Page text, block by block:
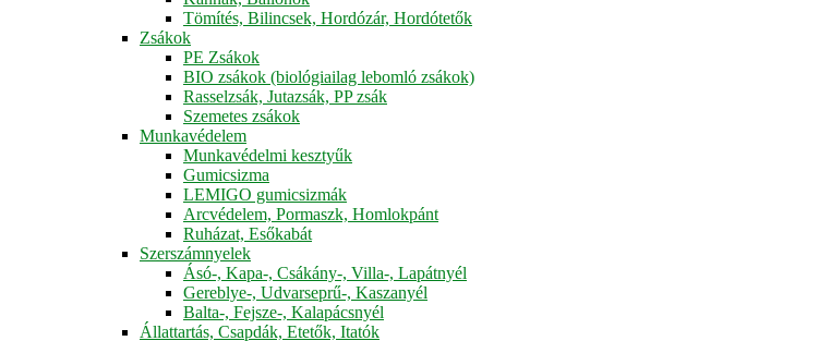
Tömítés, Bilincsek, Hordózár, Hordótetők
Zsákok
PE Zsákok
BIO zsákok (biológiailag lebomló zsákok)
Rasselzsák, Jutazsák, PP zsák
Szemetes zsákok
Munkavédelem
Munkavédelmi kesztyűk
Gumicsizma
LEMIGO gumicsizmák
Arcvédelem, Pormaszk, Homlokpánt
Ruházat, Esőkabát
Szerszámnyelek
Ásó-, Kapa-, Csákány-, Villa-, Lapátnyél
Gereblye-, Udvarseprű-, Kaszanyél
Balta-, Fejsze-, Kalapácsnyél
Állattartás, Csapdák, Etetők, Itatók